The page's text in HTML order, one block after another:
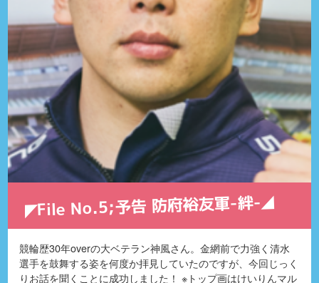
◤File No.5;予告 防府裕友軍-絆-◢
競輪歴30年overの大ベテラン神風さん。金網前で力強く清水
選手を鼓舞する姿を何度か拝見していたのですが、今回じっく
りお話を聞くことに成功しました！ ※トップ画はけいりんマル